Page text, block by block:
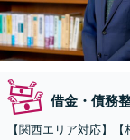
借金・債務
【関西エリア対応】